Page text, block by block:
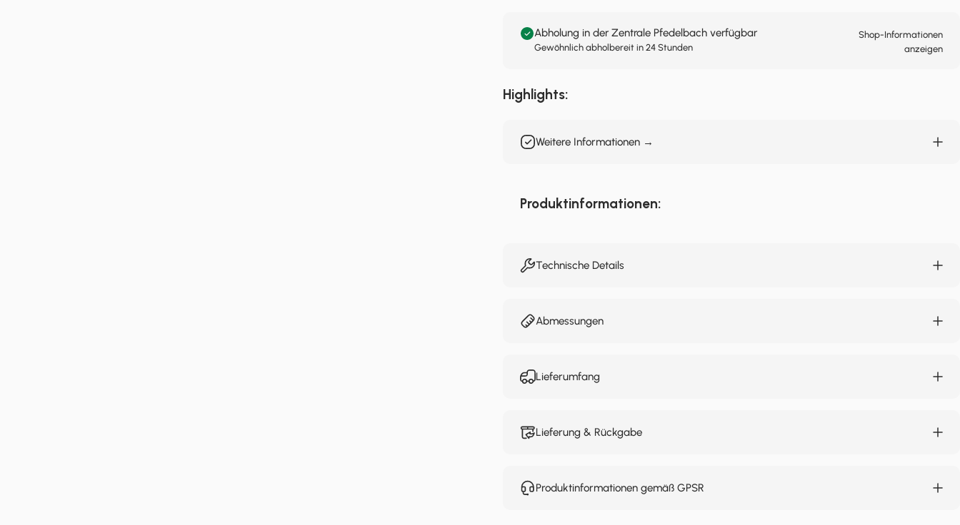
Abholung in der Zentrale Pfedelbach verfügbar
Gewöhnlich abholbereit in 24 Stunden
Shop-Informationen
anzeigen
Highlights:
Weitere Informationen →
Produktinformationen:
Technische Details
Abmessungen
Lieferumfang
Lieferung & Rückgabe
Produktinformationen gemäß GPSR